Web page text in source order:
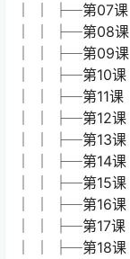
│ │ ├─第01课
│ │ ├─第02课
│ │ ├─第03课
│ │ ├─第04课
│ │ ├─第05课
│ │ ├─第06课
│ │ ├─第07课
│ │ ├─第08课
│ │ ├─第09课
│ │ ├─第10课
│ │ ├─第11课
│ │ ├─第12课